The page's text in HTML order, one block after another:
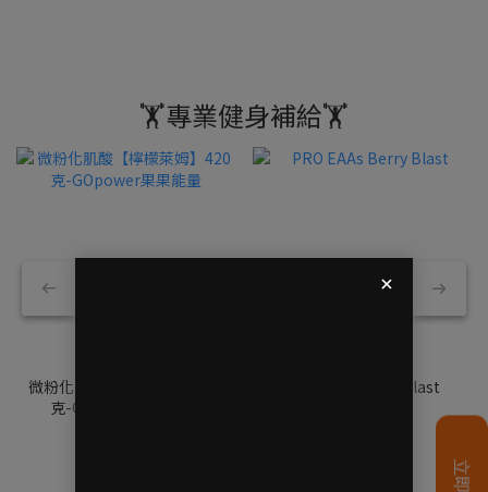
🏋️專業健身補給🏋️
微粉化肌酸【檸檬萊姆】420
克-GOpower果果能量
PRO EAAs Berry Blast